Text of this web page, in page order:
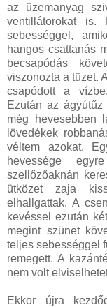
az üzemanyag
ventillátorokat
sebességgel,
hangos csattanás
becsapódás
viszonozta a tüzet.
csapódott a
Ezután az
még hevesebben
lövedékek
véltem azokat.
hevessége
szellőzőaknán
ütközet zaja
elhallgattak. A
kevéssel ezután
megint szünet
teljes sebességgel
remegett. A
nem volt
Ekkor újra